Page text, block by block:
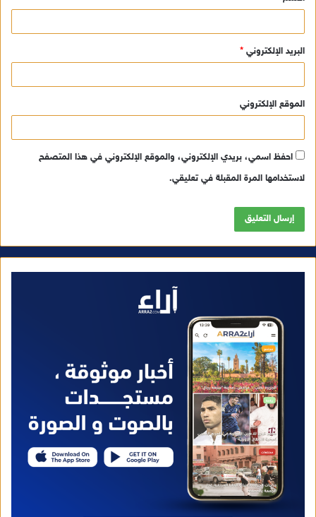
البريد الإلكتروني *
الموقع الإلكتروني
احفظ اسمي، بريدي الإلكتروني، والموقع الإلكتروني في هذا المتصفح
لاستخدامها المرة المقبلة في تعليقي.